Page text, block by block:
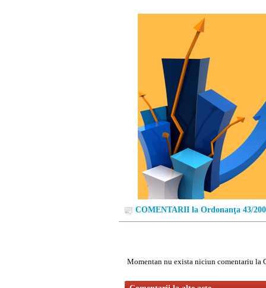
COMENTARII la Ordonanţa 43/
Momentan nu exista niciun comentariu la